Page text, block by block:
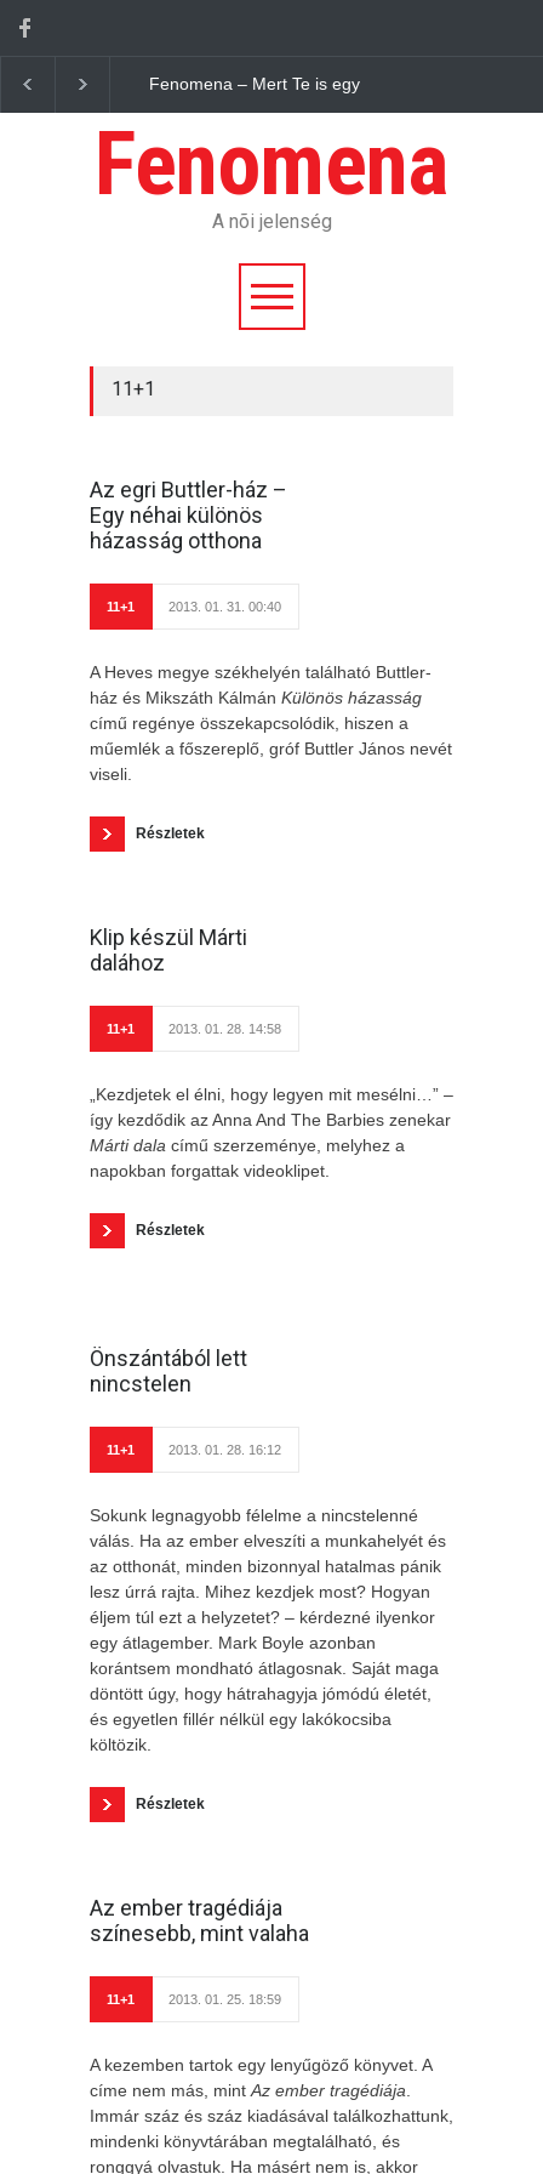
Fenomena – Mert Te is egy jelenség vagy.
Fenomena
A nõi jelenség
11+1
Az egri Buttler-ház –
Egy néhai különös
házasság otthona
11+1 2013. 01. 31. 00:40
A Heves megye székhelyén található Buttler-
ház és Mikszáth Kálmán Különös házasság
című regénye összekapcsolódik, hiszen a
műemlék a főszereplő, gróf Buttler János nevét
viseli.
Részletek
Klip készül Márti
dalához
11+1 2013. 01. 28. 14:58
„Kezdjetek el élni, hogy legyen mit mesélni…” –
így kezdődik az Anna And The Barbies zenekar
Márti dala című szerzeménye, melyhez a
napokban forgattak videoklipet.
Részletek
Önszántából lett
nincstelen
11+1 2013. 01. 28. 16:12
Sokunk legnagyobb félelme a nincstelenné
válás. Ha az ember elveszíti a munkahelyét és
az otthonát, minden bizonnyal hatalmas pánik
lesz úrrá rajta. Mihez kezdjek most? Hogyan
éljem túl ezt a helyzetet? – kérdezné ilyenkor
egy átlagember. Mark Boyle azonban
korántsem mondható átlagosnak. Saját maga
döntött úgy, hogy hátrahagyja jómódú életét,
és egyetlen fillér nélkül egy lakókocsiba
költözik.
Részletek
Az ember tragédiája
színesebb, mint valaha
11+1 2013. 01. 25. 18:59
A kezemben tartok egy lenyűgöző könyvet. A
címe nem más, mint Az ember tragédiája
Immár száz és száz kiadásával találkozhattunk,
mindenki könyvtárában megtalálható, és
ronggyá olvastuk. Ha másért nem is, akkor